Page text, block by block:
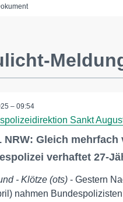
– 09:54
Sankt
NRW: Gleich mehrfach
verhaftet 27-
- Klötze (ots) - Gestern
nahmen